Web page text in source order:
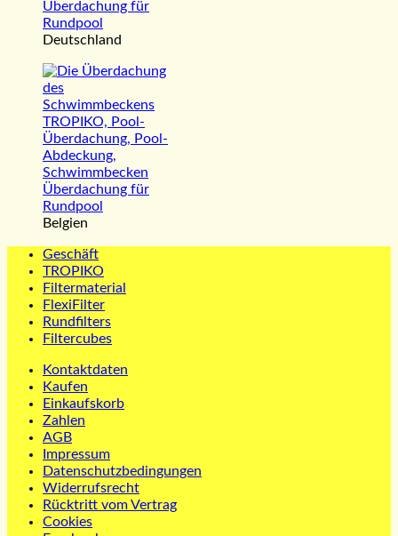
Deutschland
Belgien
Geschäft
TROPIKO
Filtermaterial
FlexiFilter
Rundfilters
Filtercubes
Kontaktdaten
Kaufen
Einkaufskorb
Zahlen
AGB
Impressum
Datenschutzbedingungen
Widerrufsrecht
Rücktritt vom Vertrag
Cookies